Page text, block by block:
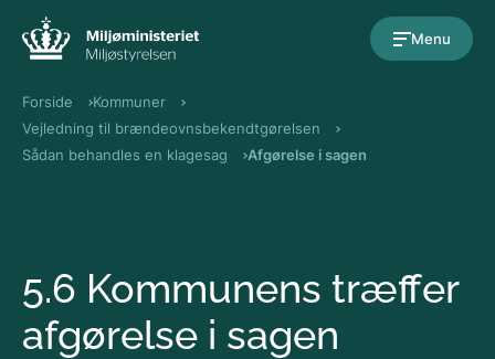
Menu
Forside
Kommuner
Vejledning til brændeovnsbekendtgørelsen
Sådan behandles en klagesag
Afgørelse i sagen
5.6 Kommunens træffer
afgørelse i sagen